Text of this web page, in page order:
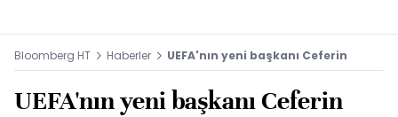
Bloomberg HT Haberler UEFA'nın yeni başkanı Ceferin
UEFA'nın yeni başkanı Ceferin